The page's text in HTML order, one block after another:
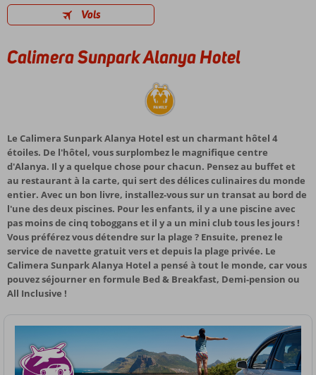
Vols
Calimera Sunpark Alanya Hotel
Le Calimera Sunpark Alanya Hotel est un charmant hôtel 4
étoiles. De l'hôtel, vous surplombez le magnifique centre
d'Alanya. Il y a quelque chose pour chacun. Pensez au buffet et
au restaurant à la carte, qui sert des délices culinaires du monde
entier. Avec un bon livre, installez-vous sur un transat au bord de
l'une des deux piscines. Pour les enfants, il y a une piscine avec
pas moins de cinq toboggans et il y a un mini club tous les jours !
Vous préférez vous détendre sur la plage ? Ensuite, prenez le
service de navette gratuit vers et depuis la plage privée. Le
Calimera Sunpark Alanya Hotel a pensé à tout le monde, car vous
pouvez séjourner en formule Bed & Breakfast, Demi-pension ou
All Inclusive !